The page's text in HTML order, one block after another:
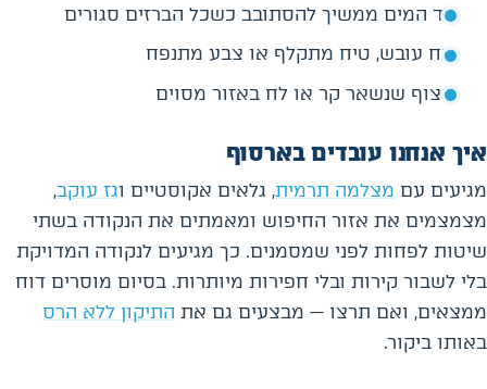
מד המים ממשיך להסתובב כשכל הברזים סגורים
ריח עובש, טיח מתקלף או צבע מתנפח
ריצוף שנשאר קר או לח באזור מסוים
איך אנחנו עובדים בארסוף
מגיעים עם מצלמה תרמית, גלאים אקוסטיים וגז עוקב,
מצמצמים את אזור החיפוש ומאמתים את הנקודה בשתי
שיטות לפחות לפני שמסמנים. כך מגיעים לנקודה המדויקת
בלי לשבור קירות ובלי חפירות מיותרות. בסיום מוסרים דוח
ממצאים, ואם תרצו — מבצעים גם את התיקון ללא הרס
באותו ביקור.